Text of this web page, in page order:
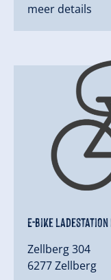
meer details
E-Bike
Zellberg 304
6277 Zellberg